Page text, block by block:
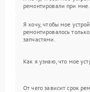
ремонтировали при мне.
Я хочу, чтобы мое
ремонтировалось
запчастями.
Как я узнаю, что мое
От чего зависит срок